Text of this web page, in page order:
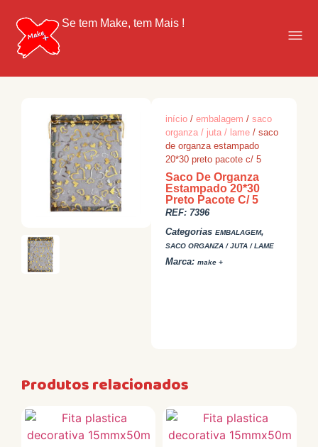
Se tem Make, tem Mais !
início /embalagem /saco
organza / juta / lame / saco
de organza estampado
20*30 preto pacote c/ 5
Saco De Organza
Estampado 20*30
Preto Pacote C/ 5
REF: 7396
Categorias EMBALAGEM,
SACO ORGANZA / JUTA / LAME
Marca:make +
Produtos relacionados